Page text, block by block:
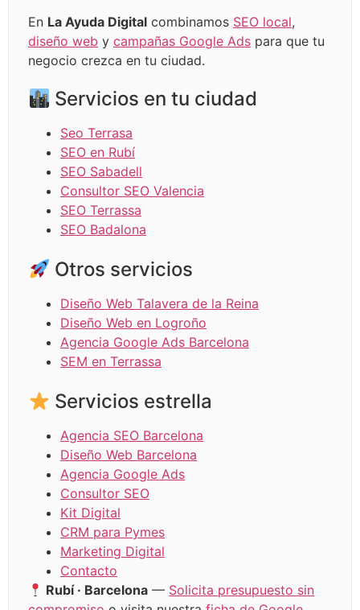
En La Ayuda Digital combinamos SEO local,
diseño web y campañas Google Ads para que tu
negocio crezca en tu ciudad.
Servicios en tu ciudad
Seo Terrasa
SEO en Rubí
SEO Sabadell
Consultor SEO Valencia
SEO Terrassa
SEO Badalona
Otros servicios
Diseño Web Talavera de la Reina
Diseño Web en Logroño
Agencia Google Ads Barcelona
SEM en Terrassa
Servicios estrella
Agencia SEO Barcelona
Diseño Web Barcelona
Agencia Google Ads
Consultor SEO
Kit Digital
CRM para Pymes
Marketing Digital
Contacto
Rubí · Barcelona — Solicita presupuesto sin